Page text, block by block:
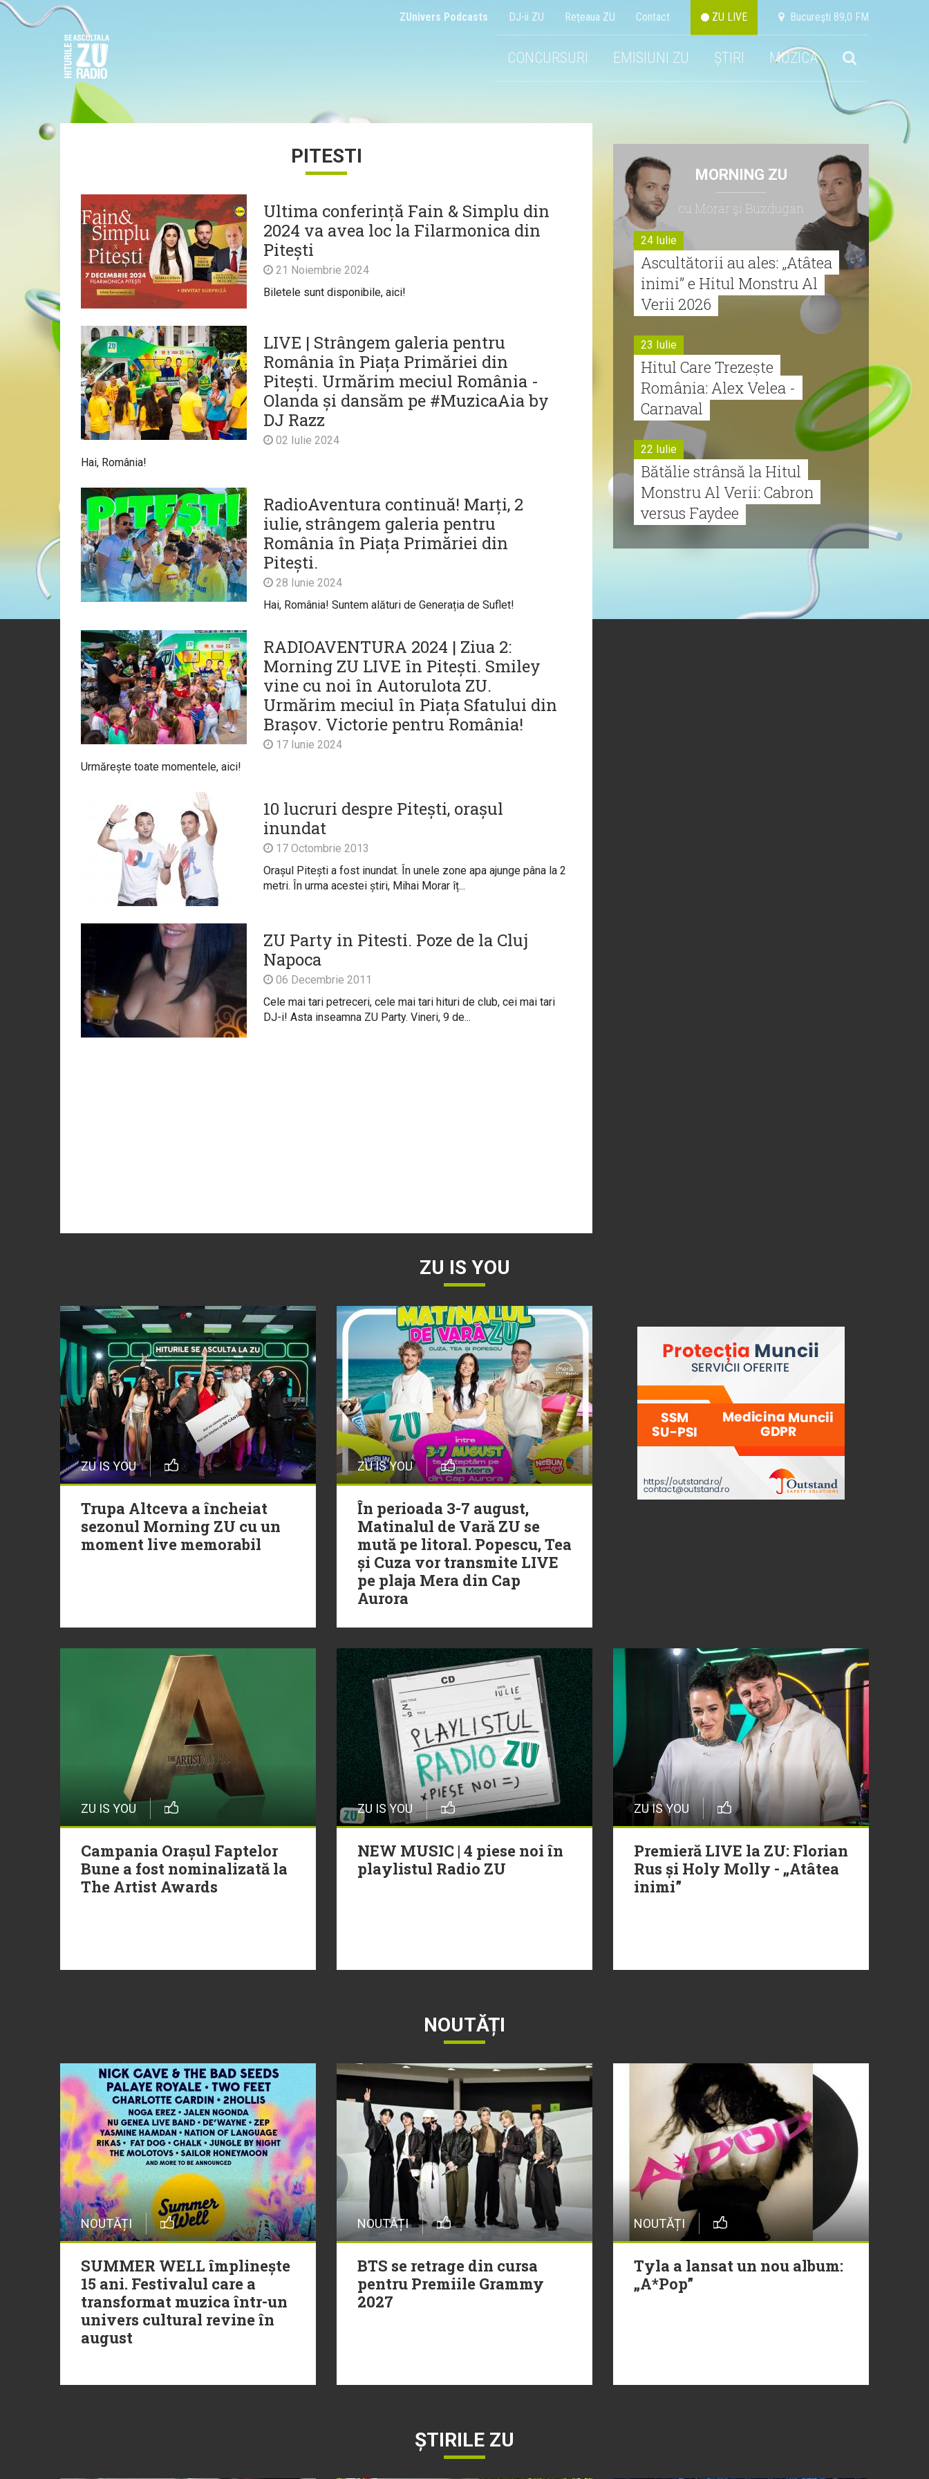
ZUnivers Podcasts DJ-ii ZU Reţeaua ZU Contact ZU LIVE Bucureşti 89,0 FM
CONCURSURI EMISIUNI ZU ȘTIRI MUZICA
PITESTI
Ultima conferință Fain & Simplu din
2024 va avea loc la Filarmonica din
Pitești
21 Noiembrie 2024
Biletele sunt disponibile, aici!
LIVE | Strângem galeria pentru
România în Piața Primăriei din
Pitești. Urmărim meciul România -
Olanda și dansăm pe #MuzicaAia by
DJ Razz
02 Iulie 2024
Hai, România!
RadioAventura continuă! Marți, 2
iulie, strângem galeria pentru
România în Piața Primăriei din
Pitești.
28 Iunie 2024
Hai, România! Suntem alături de Generația de Suflet!
RADIOAVENTURA 2024 | Ziua 2:
Morning ZU LIVE în Pitești. Smiley
vine cu noi în Autorulota ZU.
Urmărim meciul în Piața Sfatului din
Brașov. Victorie pentru România!
17 Iunie 2024
Urmărește toate momentele, aici!
10 lucruri despre Pitești, orașul
inundat
17 Octombrie 2013
Orașul Pitești a fost inundat. În unele zone apa ajunge pâna la 2
metri. În urma acestei știri, Mihai Morar îț...
ZU Party in Pitesti. Poze de la Cluj
Napoca
06 Decembrie 2011
Cele mai tari petreceri, cele mai tari hituri de club, cei mai tari
DJ-i! Asta inseamna ZU Party. Vineri, 9 de...
MORNING ZU
cu Morar şi Buzdugan
24 Iulie
Ascultătorii au ales: „Atâtea
inimi” e Hitul Monstru Al
Verii 2026
23 Iulie
Hitul Care Trezește
România: Alex Velea -
Carnaval
22 Iulie
Bătălie strânsă la Hitul
Monstru Al Verii: Cabron
versus Faydee
Monstru al Verii
ZU IS YOU
ZU IS YOU
Trupa Altceva a încheiat
sezonul Morning ZU cu un
moment live memorabil
ZU IS YOU
În perioada 3-7 august,
Matinalul de Vară ZU se
mută pe litoral. Popescu, Tea
și Cuza vor transmite LIVE
pe plaja Mera din Cap
Aurora
ZU IS YOU
Campania Orașul Faptelor
Bune a fost nominalizată la
The Artist Awards
ZU IS YOU
NEW MUSIC | 4 piese noi în
playlistul Radio ZU
ZU IS YOU
Premieră LIVE la ZU: Florian
Rus și Holy Molly - „Atâtea
inimi”
NOUTĂȚI
NOUTĂȚI
SUMMER WELL împlinește
15 ani. Festivalul care a
transformat muzica într-un
univers cultural revine în
august
NOUTĂȚI
BTS se retrage din cursa
pentru Premiile Grammy
2027
NOUTĂȚI
Tyla a lansat un nou album:
„A*Pop”
ȘTIRILE ZU